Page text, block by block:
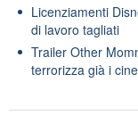
Licenziamenti
di lavoro tagliati
Trailer Other
terrorizza già i